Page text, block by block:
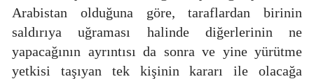
Arabistan olduğuna göre, taraflardan birinin
saldırıya uğraması halinde diğerlerinin ne
yapacağının ayrıntısı da sonra ve yine yürütme
yetkisi taşıyan tek kişinin kararı ile olacağa